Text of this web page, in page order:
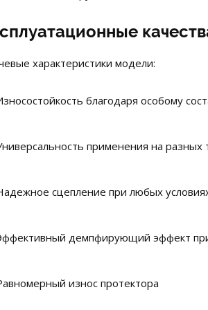
характеристики модели:
благодаря особому
применения на разных
сцепление при любых
демпфирующий эффект
износ протектора